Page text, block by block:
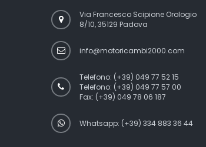
Via Francesco Scipione Orologio
8/10, 35129 Padova
info@motoricambi2000.com
Telefono: (+39) 049 77 52 15
Telefono: (+39) 049 77 57 00
Fax: (+39) 049 78 06 187
Whatsapp: (+39) 334 883 36 44